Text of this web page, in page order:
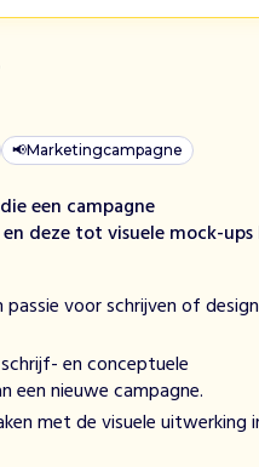
📢Marketingcampagne
een campagne
deze tot visuele mock-ups
voor schrijven of
en conceptuele
een nieuwe campagne.
met de visuele uitwerking